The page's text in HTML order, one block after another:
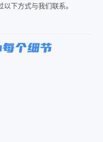
下方式与我们联系。